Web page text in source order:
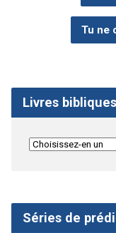
Tu ne
Livres bibliques
Séries de